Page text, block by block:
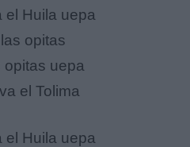
el Huila uepa
opitas
opitas uepa
el Tolima
el Huila uepa